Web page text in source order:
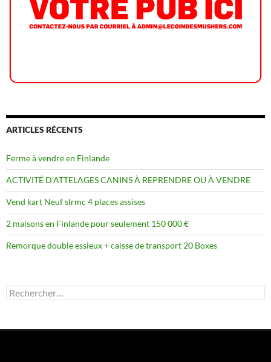
ARTICLES RÉCENTS
Ferme à vendre en Finlande
ACTIVITÉ D’ATTELAGES CANINS À REPRENDRE OU À VENDRE
Vend kart Neuf slrmc 4 places assises
2 maisons en Finlande pour seulement 150 000 €
Remorque double essieux + caisse de transport 20 Boxes
Rechercher :